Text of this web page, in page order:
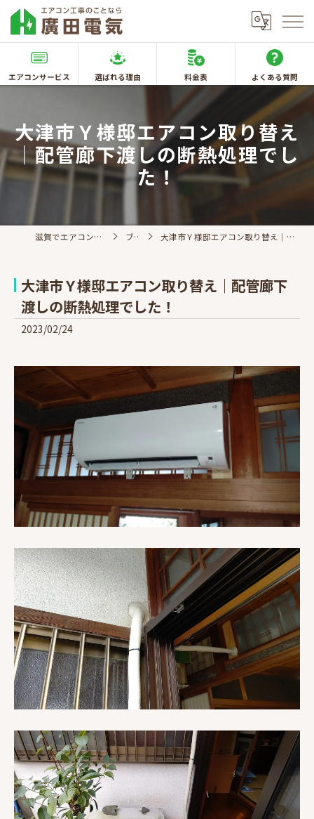
エアコンサービス 選ばれる理由 料金表 よくある質問
大津市Ｙ様邸エアコン取り替え
｜配管廊下渡しの断熱処理でし
た！
滋賀でエアコン取付なら廣田電気 ブログ 大津市Ｙ様邸エアコン取り替え｜配管廊下渡しの断熱処理でした！
大津市Ｙ様邸エアコン取り替え｜配管廊下
渡しの断熱処理でした！
2023/02/24